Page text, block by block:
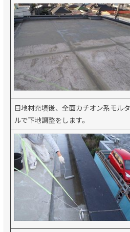
目地材充填後、全面カチオン系モルタ
ルで下地調整をします。